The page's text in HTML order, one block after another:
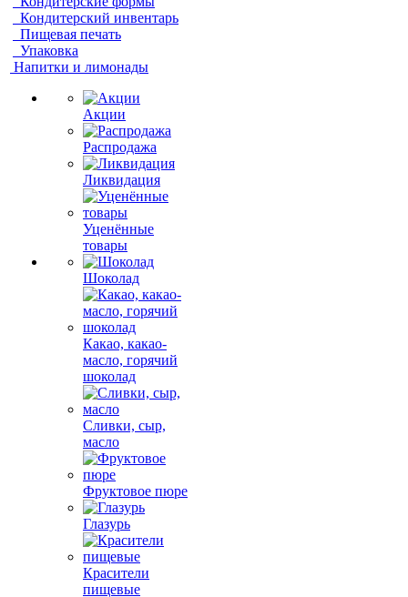
Кондитерский инвентарь
Пищевая печать
Упаковка
Напитки и лимонады
Акции
Распродажа
Ликвидация
Уценённые
товары
Шоколад
Какао, какао-
масло, горячий
шоколад
Сливки, сыр,
масло
Фруктовое пюре
Глазурь
Красители
пищевые